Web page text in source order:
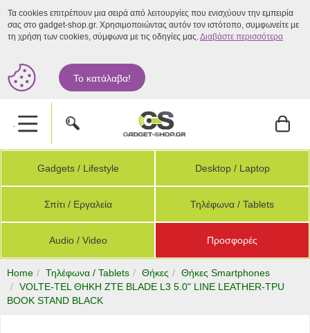
Τα cookies επιτρέπουν μια σειρά από λειτουργίες που ενισχύουν την εμπειρία
σας στο gadget-shop.gr. Χρησιμοποιώντας αυτόν τον ιστότοπο, συμφωνείτε με
τη χρήση των cookies, σύμφωνα με τις οδηγίες μας.Διαβάστε περισσότερα
Το κατάλαβα!
.
Gadgets / Lifestyle Desktop / Laptop
Σπίτι / Εργαλεία Τηλέφωνα / Tablets
Audio / Video Προσφορές
Home Τηλέφωνα / Tablets Θήκες
Θήκες Smartphones
VOLTE-TEL ΘΗΚΗ ZTE BLADE L3 5.0" LINE LEATHER-TPU
BOOK STAND BLACK